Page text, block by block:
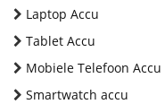
Laptop Accu
Tablet Accu
Mobiele Telefoon Accu
Smartwatch accu